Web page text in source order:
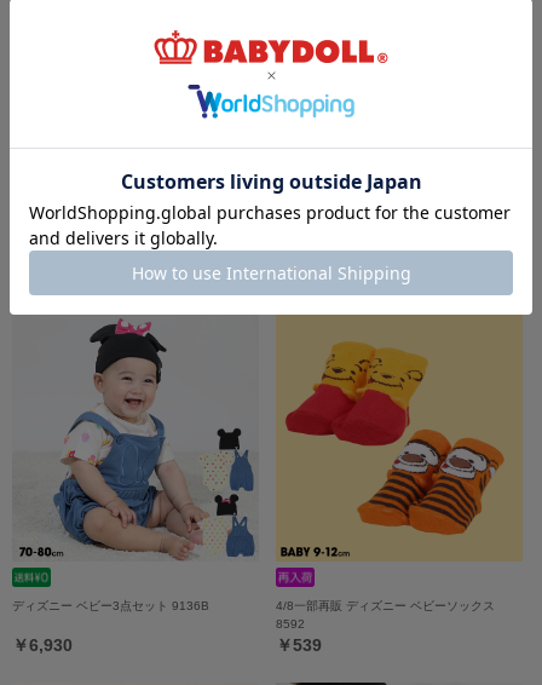
5/18一部再販 【メール便】対応可 ハイキュ
ー!! アニマルベビーブルマ 9860B
￥4,290
ディズニー ベビー3点セット 9136B
￥6,930
4/8一部再販 ディズニー ベビーソックス
8592
￥539